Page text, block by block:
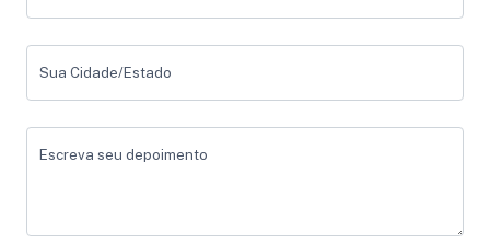
Sua Cidade/Estado
Escreva seu depoimento